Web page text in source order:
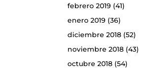
febrero 2019 (41)
enero 2019 (36)
diciembre 2018 (52)
noviembre 2018 (43)
octubre 2018 (54)